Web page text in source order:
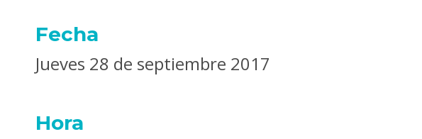
Fecha
Jueves 28 de septiembre 2017
Hora